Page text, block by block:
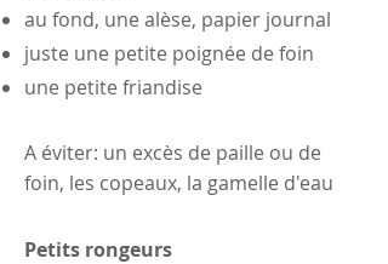
au fond, une alèse, papier journal
juste une petite poignée de foin
une petite friandise
A éviter: un excès de paille ou de
foin, les copeaux, la gamelle d'eau
Petits rongeurs